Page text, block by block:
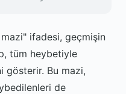
ifadesi, geçmişin
tüm heybetiyle
gösterir. Bu mazi,
de